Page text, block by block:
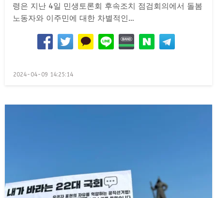
령은 지난 4일 민생토론회 후속조치 점검회의에서 돌봄
노동자와 이주민에 대한 차별적인…
Posted
2024-04-09 14:25:14